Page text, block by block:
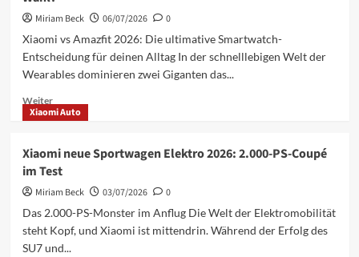
Fan
im
Test:
Smarte
für
2026
Miriam Beck 06/07/2026
0
Xiaomi vs Amazfit 2026: Die ultimative Smartwatch-
Entscheidung für deinen Alltag In der schnelllebigen Welt der
Wearables dominieren zwei Giganten das...
WeiterMehr
Informationen
vs
Amazfit
2026:
Wearable
ist
die
Xiaomi Auto
Xiaomi neue Sportwagen Elektro 2026: 2.000-PS-Coupé
im Test
Miriam Beck 03/07/2026
0
Das 2.000-PS-Monster im Anflug Die Welt der Elektromobilität
steht Kopf, und Xiaomi ist mittendrin. Während der Erfolg des
SU7 und...